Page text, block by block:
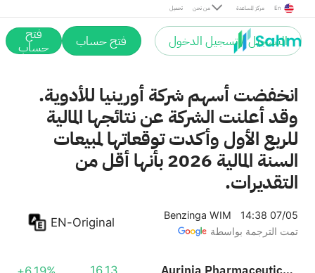
تحميل من نحن مركز المساعدة En
التسجيل / تسجيل الدخول فتح حساب فتح
حساب
انخفضت أسهم شركة أورينيا للأدوية.
وقد أعلنت الشركة عن نتائجها المالية
للربع الأول وأكدت توقعاتها لمبيعات
السنة المالية 2026 بأنها أقل من
التقديرات.
Benzinga WIM
14:38 07/05
تمت الترجمة بواسطة
EN-Original
16.13